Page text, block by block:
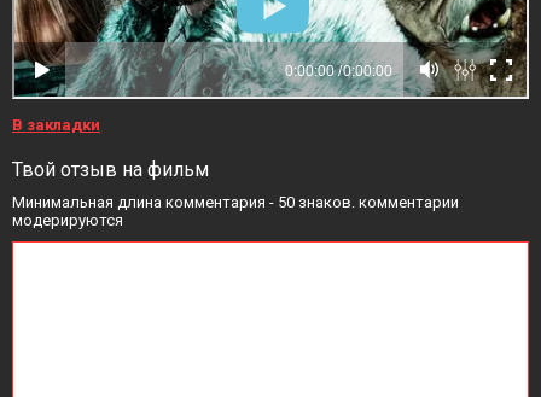
В закладки
Твой отзыв на фильм
Минимальная длина комментария - 50 знаков. комментарии
модерируются